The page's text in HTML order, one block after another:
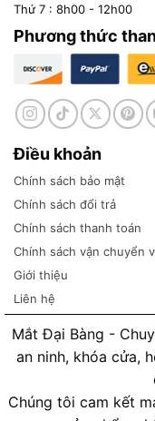
Thứ 7 : 8h00 - 12h00
Phương thức
Điều khoản
Chính sách bảo mật
Chính sách đổi trả
Chính sách thanh toán
Chính sách vận chuyển
Giới thiệu
Liên hệ
Mắt Đại Bàng -
an ninh, khóa cửa,
Chúng tôi cam kết